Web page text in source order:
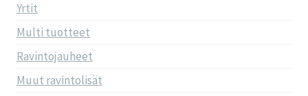
Yrtit
Multi tuotteet
Ravintojauheet
Muut ravintolisät